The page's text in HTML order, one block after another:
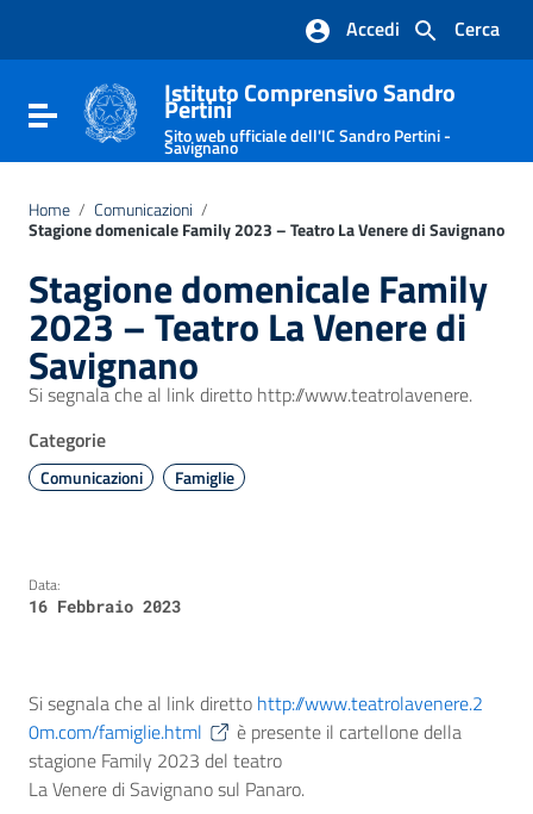
Vai al footer
Cerca
Accedi
Attiva / disattiva la navigazione
Istituto Comprensivo Sandro
Pertini
Sito web ufficiale dell'IC Sandro Pertini -
Savignano
Home / Comunicazioni /
Stagione domenicale Family 2023 – Teatro La Venere di Savignano
Stagione domenicale Family
2023 – Teatro La Venere di
Savignano
Si segnala che al link diretto http://www.teatrolavenere.
Categorie
Comunicazioni Famiglie
Data:
16 Febbraio 2023
Si segnala che al link diretto http://www.teatrolavenere.2
0m.com/famiglie.html
è presente il cartellone della
stagione Family 2023 del teatro
La Venere di Savignano sul Panaro.